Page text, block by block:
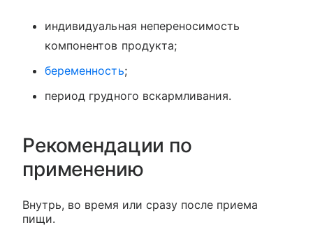
индивидуальная непереносимость
компонентов продукта;
беременность;
период грудного вскармливания.
Рекомендации по
применению
Внутрь, во время или сразу после приема
пищи.